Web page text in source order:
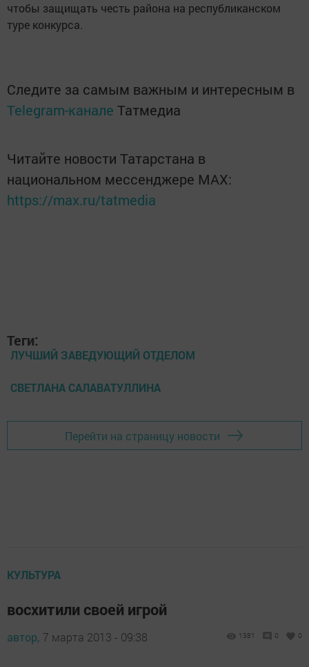
чтобы защищать честь района на республиканском
туре конкурса.
Следите за самым важным и интересным в
Telegram-канале Татмедиа
Читайте новости Татарстана в
национальном мессенджере MАХ:
https://max.ru/tatmedia
Теги:
ЛУЧШИЙ ЗАВЕДУЮЩИЙ ОТДЕЛОМ
СВЕТЛАНА САЛАВАТУЛЛИНА
Перейти на страницу новости
КУЛЬТУРА
восхитили своей игрой
автор, 7 марта 2013 - 09:38 1381 0 0